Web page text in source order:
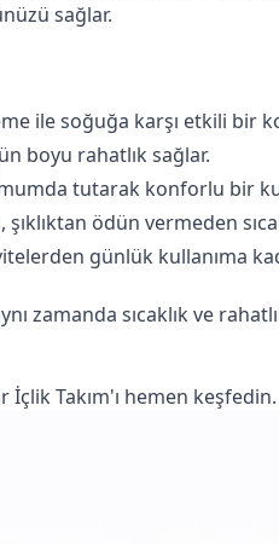
sağlar.
ile soğuğa karşı etkili bir
boyu rahatlık sağlar.
tutarak konforlu bir
ödün vermeden
günlük kullanıma
zamanda sıcaklık ve
İçlik Takım'ı hemen